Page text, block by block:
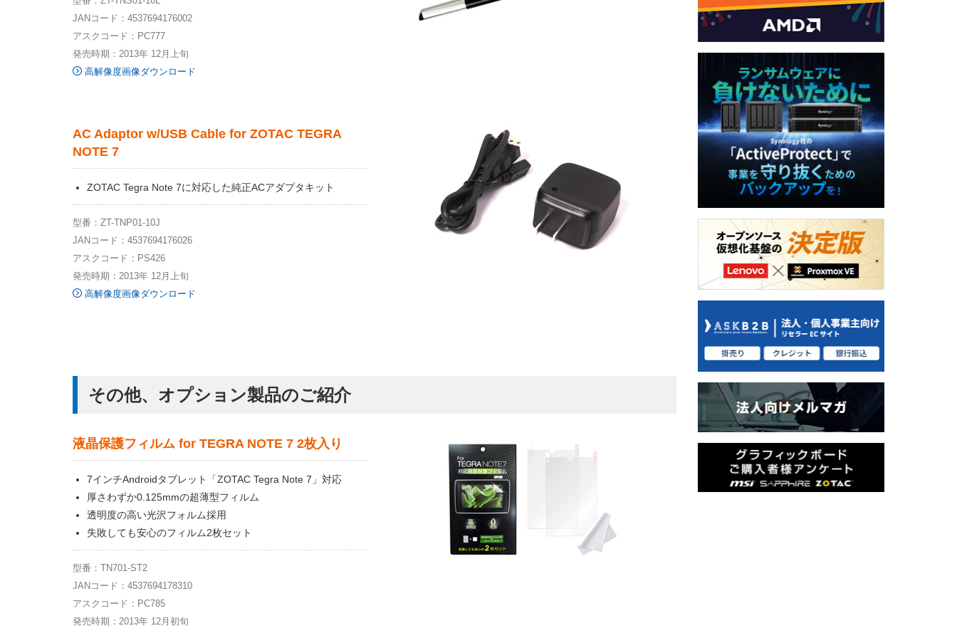
JANコード：4537694176002
アスクコード：PC777
発売時期：2013年 12月上旬
高解像度画像ダウンロード
AC Adaptor w/USB Cable for ZOTAC TEGRA
NOTE 7
ZOTAC Tegra Note 7に対応した純正ACアダプタキット
型番：ZT-TNP01-10J
JANコード：4537694176026
アスクコード：PS426
発売時期：2013年 12月上旬
高解像度画像ダウンロード
その他、オプション製品のご紹介
液晶保護フィルム for TEGRA NOTE 7 2枚入り
7インチAndroidタブレット「ZOTAC Tegra Note 7」対応
厚さわずか0.125mmの超薄型フィルム
透明度の高い光沢フォルム採用
失敗しても安心のフィルム2枚セット
型番：TN701-ST2
JANコード：4537694178310
アスクコード：PC785
発売時期：2013年 12月初旬